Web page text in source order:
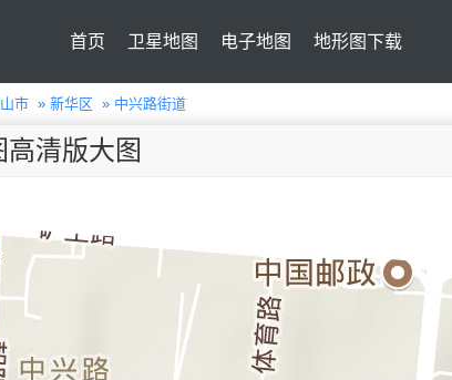
首页 卫星地图 电子地图 地形图下载
市 » 新华区 » 中兴路街道
清版大图